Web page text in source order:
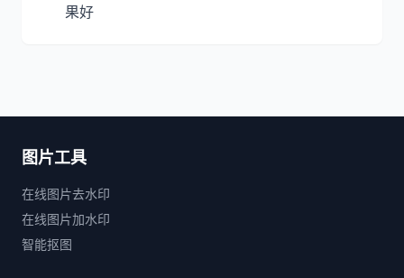
果好
图片工具
在线图片去水印
在线图片加水印
智能抠图